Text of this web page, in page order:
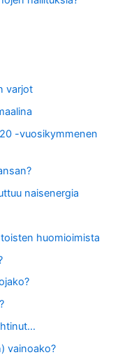
varjot
-vuosikymmenen
naisenergia
huomioimista
vainoako?